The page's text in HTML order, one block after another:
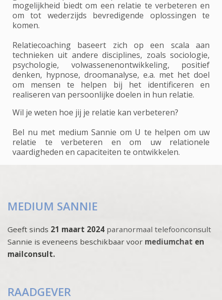
mogelijkheid biedt om een relatie te verbeteren en
om tot wederzijds bevredigende oplossingen te
komen.
Relatiecoaching baseert zich op een scala aan
technieken uit andere disciplines, zoals sociologie,
psychologie, volwassenenontwikkeling, positief
denken, hypnose, droomanalyse, e.a. met het doel
om mensen te helpen bij het identificeren en
realiseren van persoonlijke doelen in hun relatie.
Wil je weten hoe jij je relatie kan verbeteren?
Bel nu met medium Sannie om U te helpen om uw
relatie te verbeteren en om uw relationele
vaardigheden en capaciteiten te ontwikkelen.
MEDIUM SANNIE
Geeft sinds 21 maart 2024 paranormaal telefoonconsult
Sannie is eveneens beschikbaar voor mediumchat en
mailconsult.
RAADGEVER